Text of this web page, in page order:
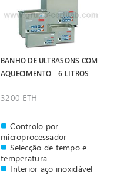
BANHO DE ULTRASONS COM
AQUECIMENTO - 6 LITROS
3200 ETH
Controlo por
microprocessador
Selecção de tempo e
temperatura
Interior aço inoxidável